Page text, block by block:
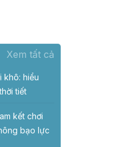
Xem tất cả
khô: hiểu
tiết
kết chơi
bạo lực